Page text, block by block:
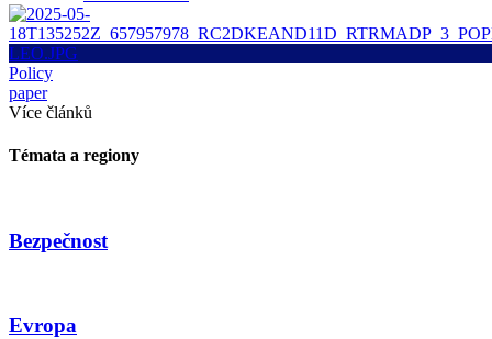
Policy
paper
Více článků
Témata a regiony
Bezpečnost
Evropa